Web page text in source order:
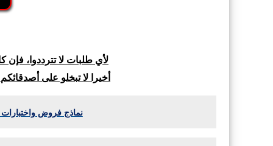
لأي طلبات لا تترددوا،
أخيرا لا تبخلو على
نماذج فروض واختبارات جميع المواد